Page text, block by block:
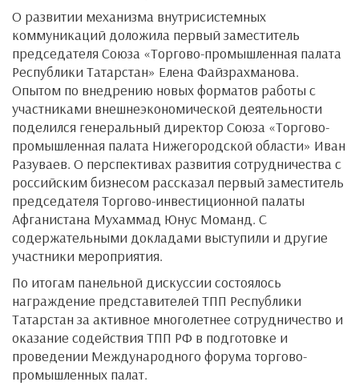
О развитии механизма внутрисистемных
коммуникаций доложила первый заместитель
председателя Союза «Торгово-промышленная палата
Республики Татарстан» Елена Файзрахманова.
Опытом по внедрению новых форматов работы с
участниками внешнеэкономической деятельности
поделился генеральный директор Союза «Торгово-
промышленная палата Нижегородской области» Иван
Разуваев. О перспективах развития сотрудничества с
российским бизнесом рассказал первый заместитель
председателя Торгово-инвестиционной палаты
Афганистана Мухаммад Юнус Моманд. С
содержательными докладами выступили и другие
участники мероприятия.
По итогам панельной дискуссии состоялось
награждение представителей ТПП Республики
Татарстан за активное многолетнее сотрудничество и
оказание содействия ТПП РФ в подготовке и
проведении Международного форума торгово-
промышленных палат.